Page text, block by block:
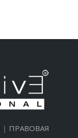
| ПРАВОВАЯ